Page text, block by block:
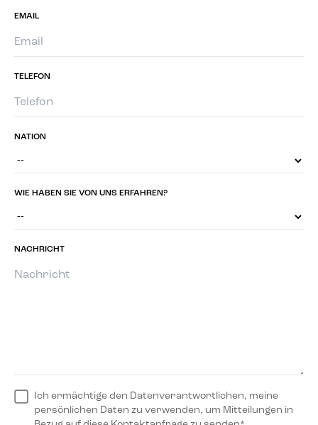
EMAIL
TELEFON
NATION
WIE HABEN SIE VON UNS ERFAHREN?
NACHRICHT
Ich ermächtige den Datenverantwortlichen, meine
persönlichen Daten zu verwenden, um Mitteilungen in